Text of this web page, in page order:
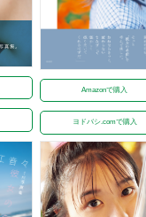
Amazonで購入
ヨドバシ.comで購入